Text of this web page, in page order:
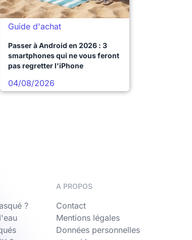
Guide d'achat
Passer à Android en 2026 : 3
smartphones qui ne vous feront
pas regretter l'iPhone
04/08/2026
?
A PROPOS
Contact
Mentions légales
Données personnelles